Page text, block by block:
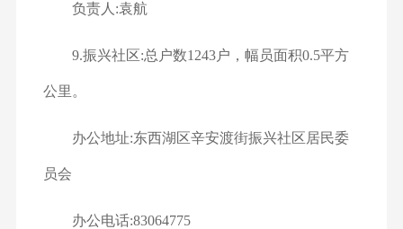
负责人:袁航
9.振兴社区:总户数1243户，幅员面积0.5平方
公里。
办公地址:东西湖区辛安渡街振兴社区居民委
员会
办公电话:83064775